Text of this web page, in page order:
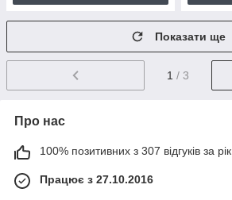
Показати ще
1 / 3
Про нас
100% позитивних з 307 відгуків за рік
Працює з 27.10.2016